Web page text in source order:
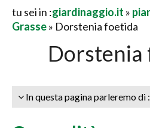
tu sei in :giardinaggio.it »
Grasse» Dorstenia foetida
Dorstenia
In questa pagina parleremo di :